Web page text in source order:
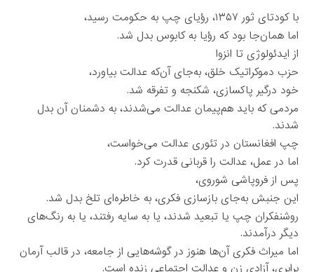
با کودتای ثور ۱۳۵۷، رؤیای چپ به حکومت رسید،
اما همان‌جا بود که رؤیا به کابوس بدل شد.
از ایدئولوژی تا انزوا
حزب دموکراتیک خلق، به‌جای آن‌که عدالت بیاورد،
خود درگیر پاکسازی، شکنجه و تفرقه شد.
مردمی که باید هم‌پیمان عدالت می‌شدند، به دشمنان آن بدل
شدند.
چپ افغانستان در تئوری عدالت می‌خواست،
اما در عمل، عدالت را قربانی قدرت کرد.
پس از فروپاشی شوروی،
این جنبش به‌جای بازسازی فکری، به خاطره‌ای تلخ بدل شد.
روشنفکران چپ یا تبعید شدند، یا به سایه رفتند، یا به رنگ‌های
دیگر درآمدند.
اما میراث فکری آن‌ها هنوز در گوشه‌هایی از جامعه، در قالب آرمان
برابری، آزادی زن و عدالت اجتماعی زنده است.